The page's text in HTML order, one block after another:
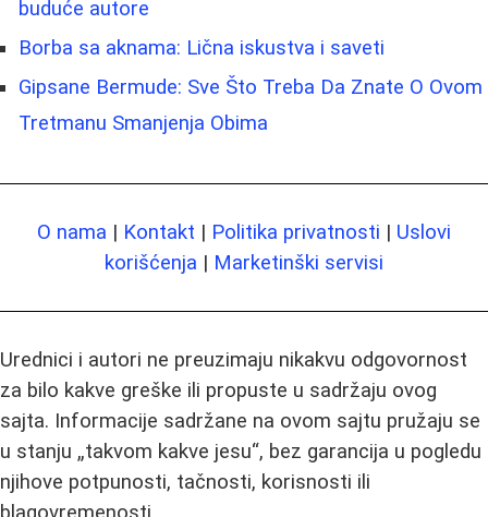
buduće autore
Borba sa aknama: Lična iskustva i saveti
Gipsane Bermude: Sve Što Treba Da Znate O Ovom
Tretmanu Smanjenja Obima
O nama | Kontakt | Politika privatnosti | Uslovi
korišćenja | Marketinški servisi
Urednici i autori ne preuzimaju nikakvu odgovornost
za bilo kakve greške ili propuste u sadržaju ovog
sajta. Informacije sadržane na ovom sajtu pružaju se
u stanju „takvom kakve jesu“, bez garancija u pogledu
njihove potpunosti, tačnosti, korisnosti ili